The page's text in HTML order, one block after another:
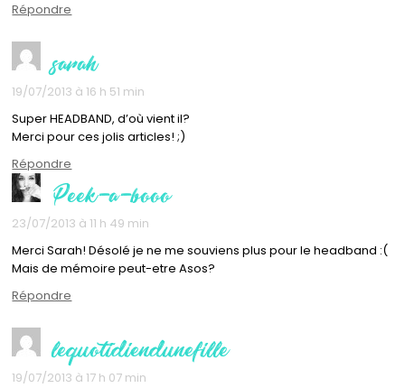
Répondre
sarah
19/07/2013 à 16 h 51 min
Super HEADBAND, d’où vient il?
Merci pour ces jolis articles! ;)
Répondre
Peek-a-booo
23/07/2013 à 11 h 49 min
Merci Sarah! Désolé je ne me souviens plus pour le headband :(
Mais de mémoire peut-etre Asos?
Répondre
lequotidiendunefille
19/07/2013 à 17 h 07 min